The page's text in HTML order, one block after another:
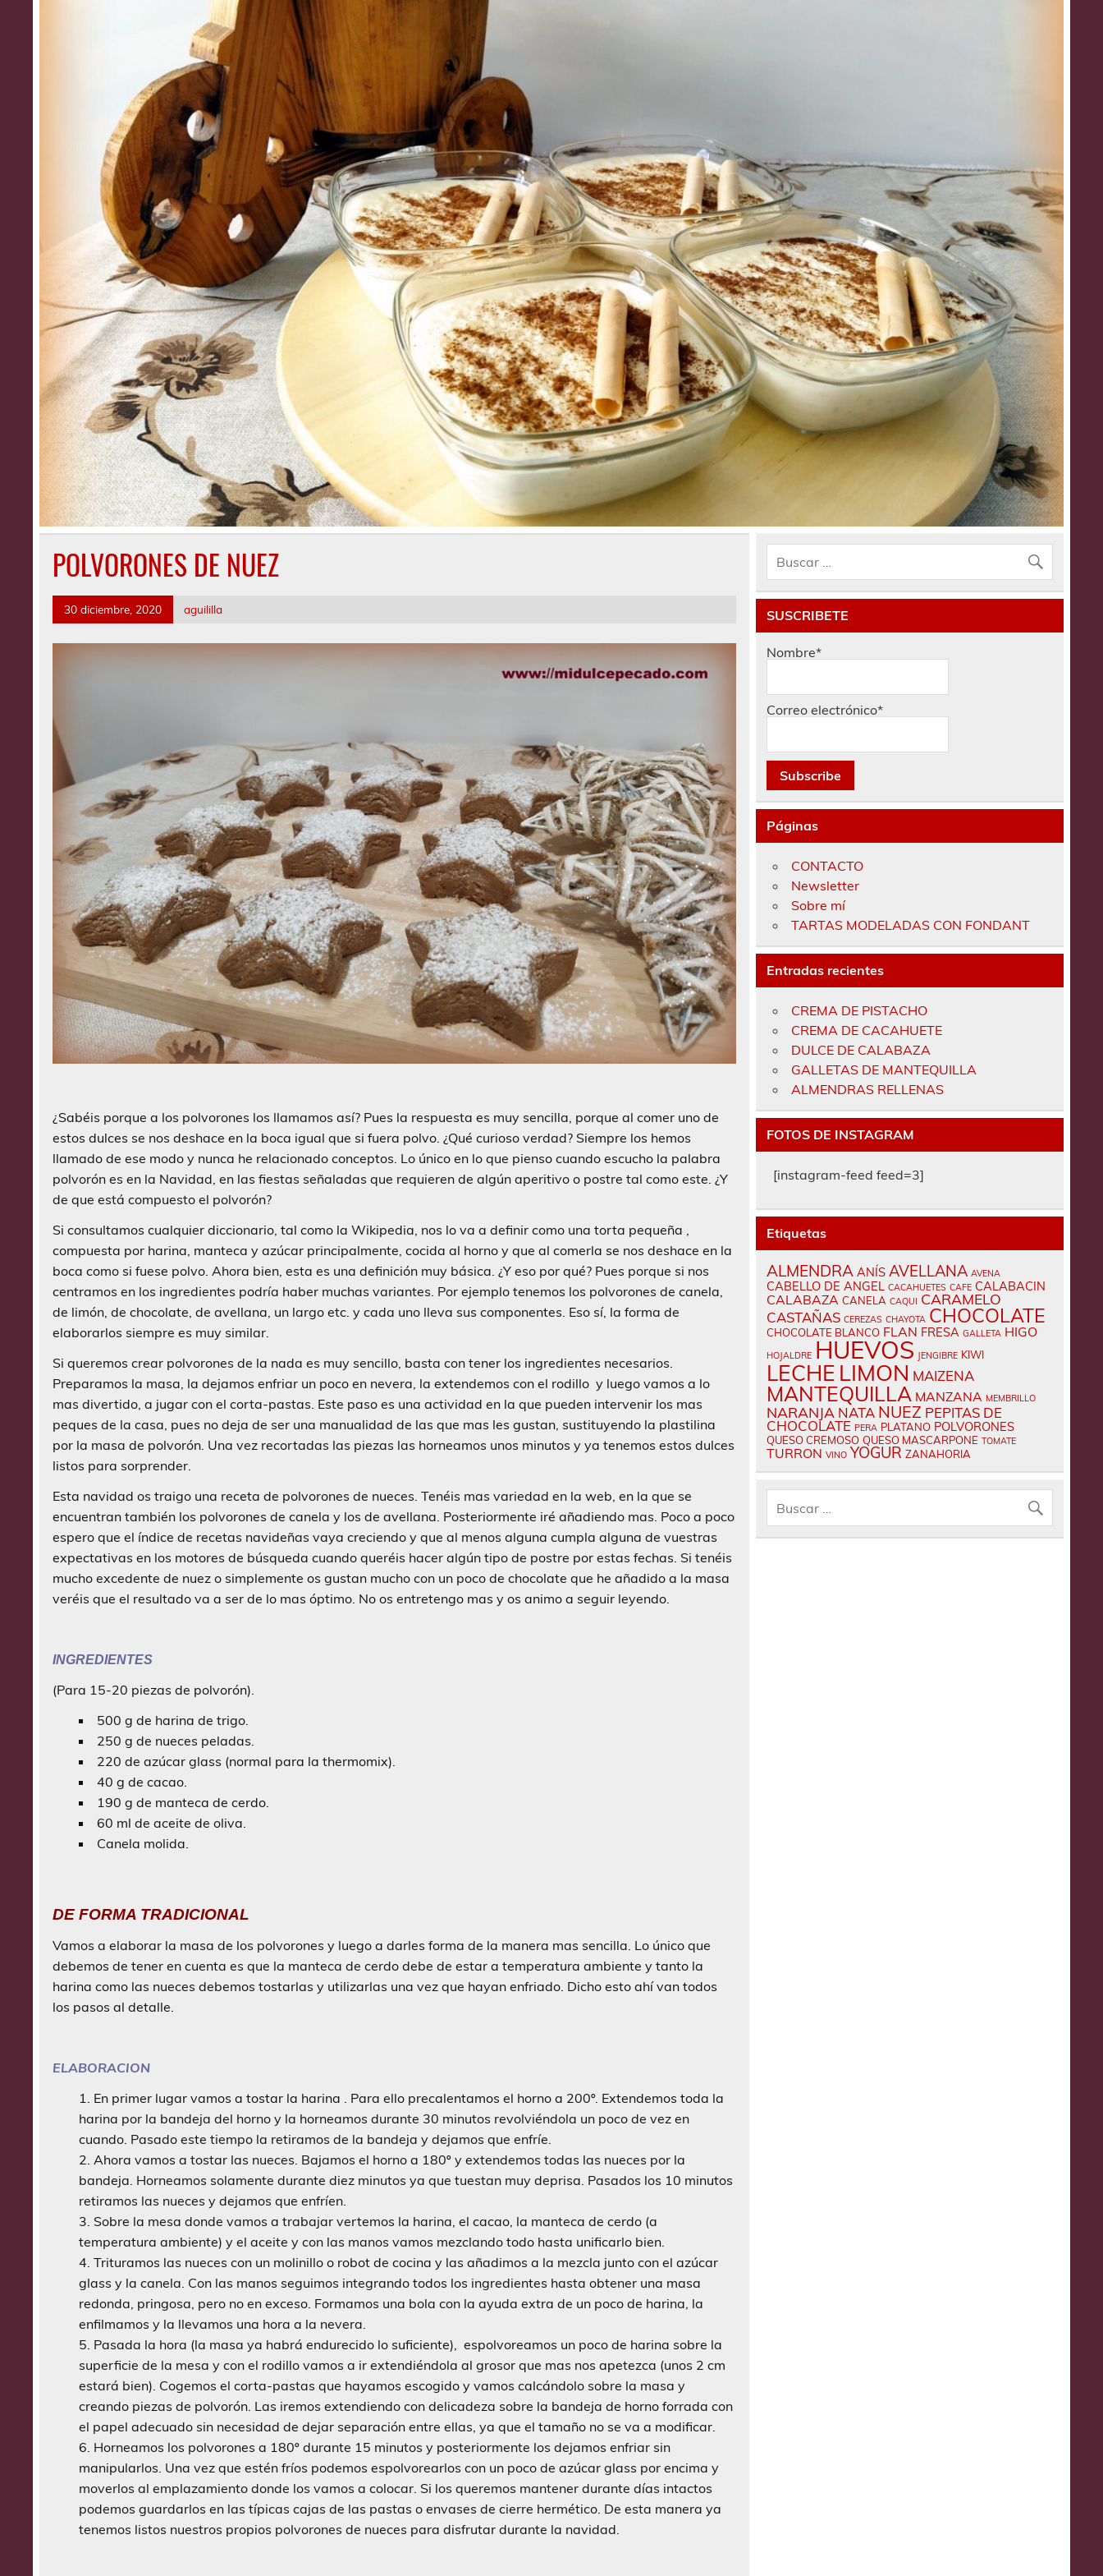
POLVORONES DE NUEZ
30 diciembre, 2020 aguililla
¿Sabéis porque a los polvorones los llamamos así? Pues la respuesta es muy sencilla, porque al comer uno de
estos dulces se nos deshace en la boca igual que si fuera polvo. ¿Qué curioso verdad? Siempre los hemos
llamado de ese modo y nunca he relacionado conceptos. Lo único en lo que pienso cuando escucho la palabra
polvorón es en la Navidad, en las fiestas señaladas que requieren de algún aperitivo o postre tal como este. ¿Y
de que está compuesto el polvorón?
Si consultamos cualquier diccionario, tal como la Wikipedia, nos lo va a definir como una torta pequeña ,
compuesta por harina, manteca y azúcar principalmente, cocida al horno y que al comerla se nos deshace en la
boca como si fuese polvo. Ahora bien, esta es una definición muy básica. ¿Y eso por qué? Pues porque si nos
centramos en los ingredientes podría haber muchas variantes. Por ejemplo tenemos los polvorones de canela,
de limón, de chocolate, de avellana, un largo etc. y cada uno lleva sus componentes. Eso sí, la forma de
elaborarlos siempre es muy similar.
Si queremos crear polvorones de la nada es muy sencillo, basta con tener los ingredientes necesarios.
Preparamos la masa, la dejamos enfriar un poco en nevera, la extendemos con el rodillo y luego vamos a lo
mas divertido, a jugar con el corta-pastas. Este paso es una actividad en la que pueden intervenir los mas
peques de la casa, pues no deja de ser una manualidad de las que mas les gustan, sustituyendo la plastilina
por la masa de polvorón. Una vez recortadas las piezas las horneamos unos minutos y ya tenemos estos dulces
listos para sorprender.
Esta navidad os traigo una receta de polvorones de nueces. Tenéis mas variedad en la web, en la que se
encuentran también los polvorones de canela y los de avellana. Posteriormente iré añadiendo mas. Poco a poco
espero que el índice de recetas navideñas vaya creciendo y que al menos alguna cumpla alguna de vuestras
expectativas en los motores de búsqueda cuando queréis hacer algún tipo de postre por estas fechas. Si tenéis
mucho excedente de nuez o simplemente os gustan mucho con un poco de chocolate que he añadido a la masa
veréis que el resultado va a ser de lo mas óptimo. No os entretengo mas y os animo a seguir leyendo.
INGREDIENTES
(Para 15-20 piezas de polvorón).
500 g de harina de trigo.
250 g de nueces peladas.
220 de azúcar glass (normal para la thermomix).
40 g de cacao.
190 g de manteca de cerdo.
60 ml de aceite de oliva.
Canela molida.
DE FORMA TRADICIONAL
Vamos a elaborar la masa de los polvorones y luego a darles forma de la manera mas sencilla. Lo único que
debemos de tener en cuenta es que la manteca de cerdo debe de estar a temperatura ambiente y tanto la
harina como las nueces debemos tostarlas y utilizarlas una vez que hayan enfriado. Dicho esto ahí van todos
los pasos al detalle.
ELABORACION
En primer lugar vamos a tostar la harina . Para ello precalentamos el horno a 200º. Extendemos toda la
harina por la bandeja del horno y la horneamos durante 30 minutos revolviéndola un poco de vez en
cuando. Pasado este tiempo la retiramos de la bandeja y dejamos que enfríe.
Ahora vamos a tostar las nueces. Bajamos el horno a 180º y extendemos todas las nueces por la
bandeja. Horneamos solamente durante diez minutos ya que tuestan muy deprisa. Pasados los 10 minutos
retiramos las nueces y dejamos que enfríen.
Sobre la mesa donde vamos a trabajar vertemos la harina, el cacao, la manteca de cerdo (a
temperatura ambiente) y el aceite y con las manos vamos mezclando todo hasta unificarlo bien.
Trituramos las nueces con un molinillo o robot de cocina y las añadimos a la mezcla junto con el azúcar
glass y la canela. Con las manos seguimos integrando todos los ingredientes hasta obtener una masa
redonda, pringosa, pero no en exceso. Formamos una bola con la ayuda extra de un poco de harina, la
enfilmamos y la llevamos una hora a la nevera.
Pasada la hora (la masa ya habrá endurecido lo suficiente), espolvoreamos un poco de harina sobre la
superficie de la mesa y con el rodillo vamos a ir extendiéndola al grosor que mas nos apetezca (unos 2 cm
estará bien). Cogemos el corta-pastas que hayamos escogido y vamos calcándolo sobre la masa y
creando piezas de polvorón. Las iremos extendiendo con delicadeza sobre la bandeja de horno forrada con
el papel adecuado sin necesidad de dejar separación entre ellas, ya que el tamaño no se va a modificar.
Horneamos los polvorones a 180º durante 15 minutos y posteriormente los dejamos enfriar sin
manipularlos. Una vez que estén fríos podemos espolvorearlos con un poco de azúcar glass por encima y
moverlos al emplazamiento donde los vamos a colocar. Si los queremos mantener durante días intactos
podemos guardarlos en las típicas cajas de las pastas o envases de cierre hermético. De esta manera ya
tenemos listos nuestros propios polvorones de nueces para disfrutar durante la navidad.
SUSCRIBETE
Nombre*
Correo electrónico*
Páginas
CONTACTO
Newsletter
Sobre mí
TARTAS MODELADAS CON FONDANT
Entradas recientes
CREMA DE PISTACHO
CREMA DE CACAHUETE
DULCE DE CALABAZA
GALLETAS DE MANTEQUILLA
ALMENDRAS RELLENAS
FOTOS DE INSTAGRAM
[instagram-feed feed=3]
Etiquetas
ALMENDRA ANÍS AVELLANA AVENA
CABELLO DE ANGEL CACAHUETES CAFE CALABACIN
CALABAZA CANELA CAQUI CARAMELO
CASTAÑAS CEREZAS CHAYOTA CHOCOLATE
CHOCOLATE BLANCO FLAN FRESA GALLETA HIGO
HOJALDRE HUEVOS JENGIBRE KIWI
LECHE LIMON MAIZENA
MANTEQUILLA MANZANA MEMBRILLO
NARANJA NATA NUEZ PEPITAS DE
CHOCOLATE PERA PLATANO POLVORONES
QUESO CREMOSO QUESO MASCARPONE TOMATE
TURRON VINO YOGUR ZANAHORIA